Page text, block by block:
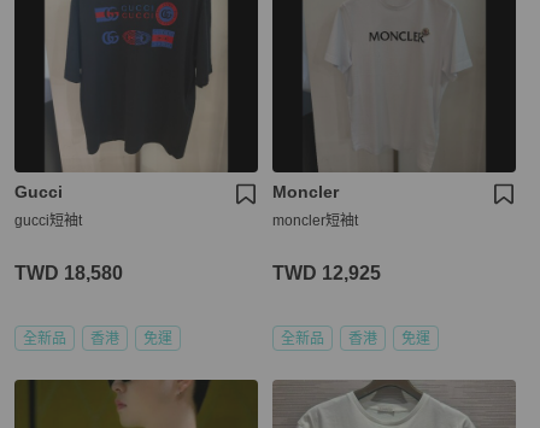
Gucci
gucci短袖t
TWD 18,580
全新品 香港 免運
Moncler
moncler短袖t
TWD 12,925
全新品 香港 免運